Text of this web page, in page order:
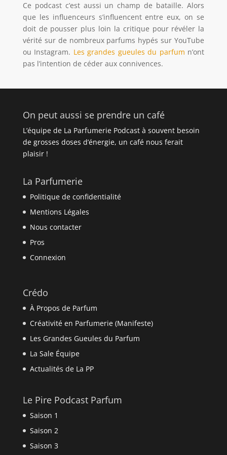
Ce podcast c’est aussi un champ de bataille. Alors
que les influenceurs s’influencent entre eux, on se
doit de pousser plus loin la critique pour révéler la
vérité sur de nombreux parfums hypés sur YouTube
ou Instagram. Les grandes gueules du parfum n’ont
pas l’intention de céder aux connivences.
On peut aussi se prendre un café
L’équipe de La Parfumerie Podcast à souvent besoin
de grosses doses d’énergie, un café nous ferait
plaisir !
La Parfumerie
Politique de confidentialité
Mentions Légales
Nous contacter
Pros
Connexion
Crédo
À Propos de Parfum
Créativité en Parfumerie (Manifeste)
Les Grandes Gueules du Parfum
La Sale Équipe
Actualités de La PP
Le Pire Podcast Parfum
Saison 1
Saison 2
Saison 3